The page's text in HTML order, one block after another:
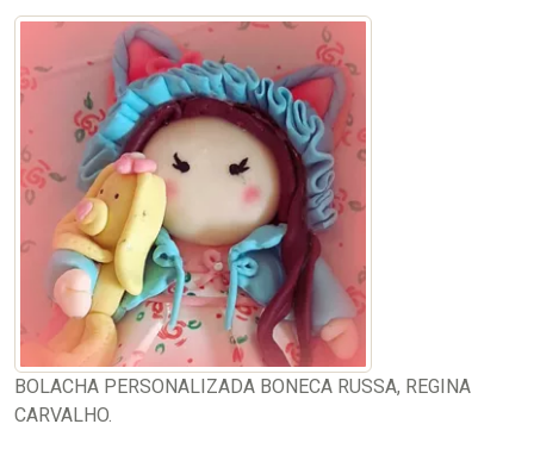
BOLACHA PERSONALIZADA BONECA RUSSA, REGINA
CARVALHO.